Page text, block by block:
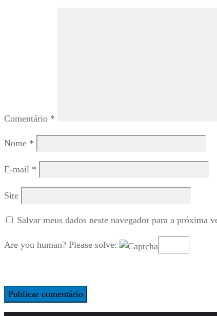
Comentário *
Nome *
E-mail *
Site
Salvar meus dados neste navegador para a próxima
Are you human? Please solve: